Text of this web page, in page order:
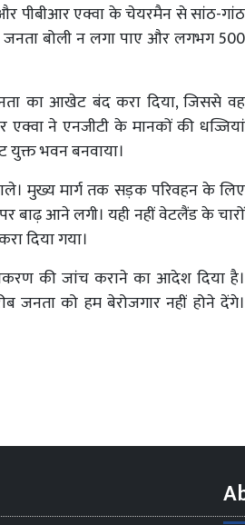
पीबीआर एक्वा के चेयरमैन से सांठ-गांठ
बोली न लगा पाए और लगभग 500
का आखेट बंद करा दिया, जिससे वह
एक्वा ने एनजीटी के मानकों की धज्जियां
युक्त भवन बनवाया।
मुख्य मार्ग तक सड़क परिवहन के लिए
बाढ़ आने लगी। यही नहीं वेटलैंड के चारों
दिया गया।
की जांच कराने का आदेश दिया है।
जनता को हम बेरोजगार नहीं होने देंगे।